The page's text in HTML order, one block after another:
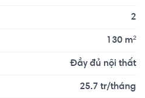
cao cấp Thảo Điền có vị trí
việc giao thông đi lại và có
2
130 m²
Đầy đủ nội thất
25.7 tr/tháng